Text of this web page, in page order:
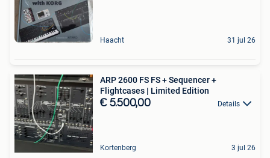
Haacht 31 jul 26
ARP 2600 FS FS + Sequencer +
Flightcases | Limited Edition
€ 5.500,00 Details
Kortenberg 3 jul 26